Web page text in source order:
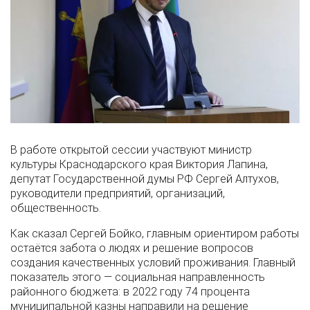
В работе открытой сессии участвуют министр
культуры Краснодарского края Виктория Лапина,
депутат Государственной думы РФ Сергей Алтухов,
руководители предприятий, организаций,
общественность.
Как сказал Сергей Бойко, главным ориентиром работы
остаётся забота о людях и решение вопросов
создания качественных условий проживания. Главный
показатель этого — социальная направленность
районного бюджета: в 2022 году 74 процента
муниципальной казны направили на решение